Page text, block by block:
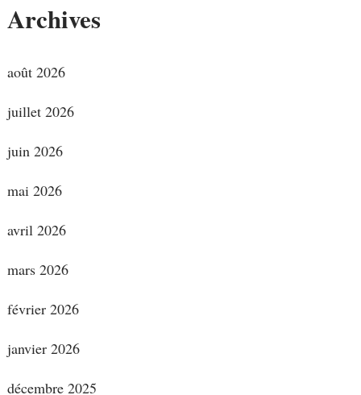
Archives
août 2026
juillet 2026
juin 2026
mai 2026
avril 2026
mars 2026
février 2026
janvier 2026
décembre 2025